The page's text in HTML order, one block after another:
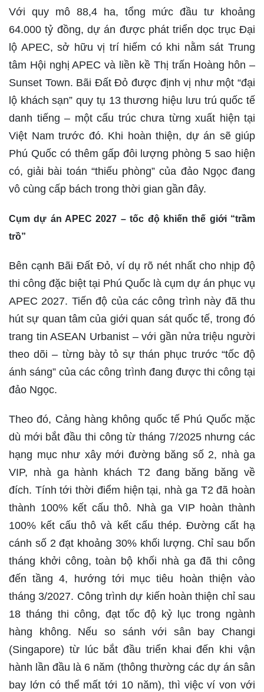
Với quy mô 88,4 ha, tổng mức đầu tư khoảng
64.000 tỷ đồng, dự án được phát triển dọc trục Đại
lộ APEC, sở hữu vị trí hiếm có khi nằm sát Trung
tâm Hội nghị APEC và liền kề Thị trấn Hoàng hôn –
Sunset Town. Bãi Đất Đỏ được định vị như một “đại
lộ khách sạn” quy tụ 13 thương hiệu lưu trú quốc tế
danh tiếng – một cấu trúc chưa từng xuất hiện tại
Việt Nam trước đó. Khi hoàn thiện, dự án sẽ giúp
Phú Quốc có thêm gấp đôi lượng phòng 5 sao hiện
có, giải bài toán “thiếu phòng” của đảo Ngọc đang
vô cùng cấp bách trong thời gian gần đây.
Cụm dự án APEC 2027 – tốc độ khiến thế giới “trầm
trồ”
Bên cạnh Bãi Đất Đỏ, ví dụ rõ nét nhất cho nhịp độ
thi công đặc biệt tại Phú Quốc là cụm dự án phục vụ
APEC 2027. Tiến độ của các công trình này đã thu
hút sự quan tâm của giới quan sát quốc tế, trong đó
trang tin ASEAN Urbanist – với gần nửa triệu người
theo dõi – từng bày tỏ sự thán phục trước “tốc độ
ánh sáng” của các công trình đang được thi công tại
đảo Ngọc.
Theo đó, Cảng hàng không quốc tế Phú Quốc mặc
dù mới bắt đầu thi công từ tháng 7/2025 nhưng các
hạng mục như xây mới đường băng số 2, nhà ga
VIP, nhà ga hành khách T2 đang băng băng về
đích. Tính tới thời điểm hiện tại, nhà ga T2 đã hoàn
thành 100% kết cấu thô. Nhà ga VIP hoàn thành
100% kết cấu thô và kết cấu thép. Đường cất hạ
cánh số 2 đạt khoảng 30% khối lượng. Chỉ sau bốn
tháng khởi công, toàn bộ khối nhà ga đã thi công
đến tầng 4, hướng tới mục tiêu hoàn thiện vào
tháng 3/2027. Công trình dự kiến hoàn thiện chỉ sau
18 tháng thi công, đạt tốc độ kỷ lục trong ngành
hàng không. Nếu so sánh với sân bay Changi
(Singapore) từ lúc bắt đầu triển khai đến khi vận
hành lần đầu là 6 năm (thông thường các dự án sân
bay lớn có thể mất tới 10 năm), thì việc ví von với